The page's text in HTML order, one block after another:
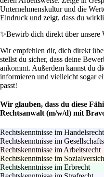
Unternehmenskultur und die
Eindruck und zeigt, dass du
✨Bewirb dich direkt über unsere
Wir empfehlen dir, dich direkt
stellst du sicher, dass deine
ankommt. Außerdem kannst du
informieren und vielleicht sogar
passt!
Wir glauben, dass du diese
Rechtsanwalt (m/w/d) mit
Rechtskenntnisse im Handelsrecht
Rechtskenntnisse im
Rechtskenntnisse im Arbeitsrecht
Rechtskenntnisse im
Rechtskenntnisse im Erbrecht